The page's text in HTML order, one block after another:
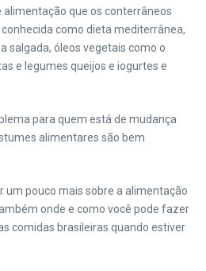
que os conterrâneos
como dieta mediterrânea,
salgada, óleos vegetais como o
e legumes queijos e iogurtes e
para quem está de mudança
alimentares são bem
um pouco mais sobre a alimentação
onde e como você pode fazer
comidas brasileiras quando estiver